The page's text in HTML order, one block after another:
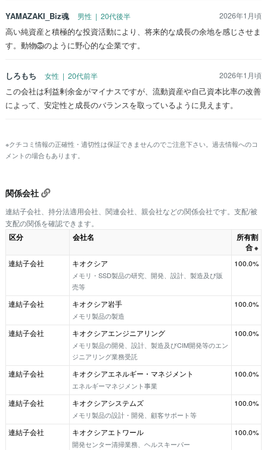
YAMAZAKI_Biz魂 男性 | 20代後半 2026年1月頃
高い純資産と積極的な投資活動により、将来的な成長の余地を感じさせま
す。動物🦁のように野心的な企業です。
しろもち 女性 | 20代前半 2026年1月頃
この会社は利益剰余金がマイナスですが、流動資産や自己資本比率の改善
によって、安定性と成長のバランスを取っているように見えます。
※クチコミ情報の正確性・適切性は保証できませんのでご注意下さい。過去情報へのコ
メントの場合もあります。
関係会社
連結子会社、持分法適用会社、関連会社、親会社などの関係会社です。支配/被
支配の関係を確認できます。
区分 会社名
所有割
合 ※
連結子会社
キオクシア
メモリ・SSD製品の研究、開発、設計、製造及び販
売等
100.0%
連結子会社
キオクシア岩手
メモリ製品の製造
100.0%
連結子会社
キオクシアエンジニアリング
メモリ製品の開発、設計、製造及びCIM開発等のエン
ジニアリング業務受託
100.0%
連結子会社
キオクシアエネルギー・マネジメント
エネルギーマネジメント事業
100.0%
連結子会社
キオクシアシステムズ
メモリ製品の設計・開発、顧客サポート等
100.0%
連結子会社
キオクシアエトワール
開発センター清掃業務、ヘルスキーパー
100.0%